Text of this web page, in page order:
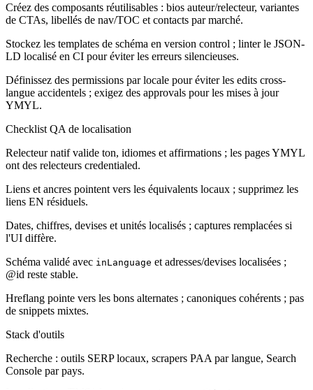
Créez des composants réutilisables : bios auteur/relecteur, variantes
de CTAs, libellés de nav/TOC et contacts par marché.
Stockez les templates de schéma en version control ; linter le JSON-
LD localisé en CI pour éviter les erreurs silencieuses.
Définissez des permissions par locale pour éviter les edits cross-
langue accidentels ; exigez des approvals pour les mises à jour
YMYL.
Checklist QA de localisation
Relecteur natif valide ton, idiomes et affirmations ; les pages YMYL
ont des relecteurs credentialed.
Liens et ancres pointent vers les équivalents locaux ; supprimez les
liens EN résiduels.
Dates, chiffres, devises et unités localisés ; captures remplacées si
l'UI diffère.
Schéma validé avec inLanguage et adresses/devises localisées ;
@id reste stable.
Hreflang pointe vers les bons alternates ; canoniques cohérents ; pas
de snippets mixtes.
Stack d'outils
Recherche : outils SERP locaux, scrapers PAA par langue, Search
Console par pays.